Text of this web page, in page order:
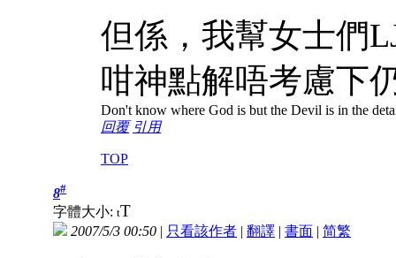
但係，我幫女士們
咁神點解唔考慮下
Don't know where God is but the Devil is in the
回覆 引用
TOP
8#
字體大小: tT
2007/5/3 00:50 | 只看該作者 | 翻譯 | 書面 | 简繁